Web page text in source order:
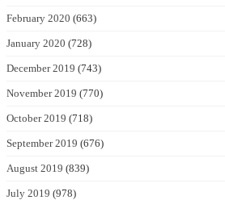
February 2020 (663)
January 2020 (728)
December 2019 (743)
November 2019 (770)
October 2019 (718)
September 2019 (676)
August 2019 (839)
July 2019 (978)